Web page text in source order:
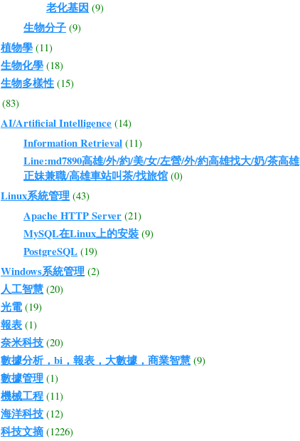
老化基因 (9)
生物分子 (9)
植物學 (11)
生物化學 (18)
生物多樣性 (15)
(83)
AI/Artificial Intelligence (14)
Information Retrieval (11)
Line:md7890高雄/外/約/美/女/左營/外/約高雄找大/奶/茶高雄
正妹兼職/高雄車站叫茶/找旅馆 (0)
Linux系統管理 (43)
Apache HTTP Server (21)
MySQL在Linux上的安裝 (9)
PostgreSQL (19)
Windows系統管理 (2)
人工智慧 (20)
光電 (19)
報表 (1)
奈米科技 (20)
數據分析，bi，報表，大數據，商業智慧 (9)
數據管理 (1)
機械工程 (11)
海洋科技 (12)
科技文摘 (1226)